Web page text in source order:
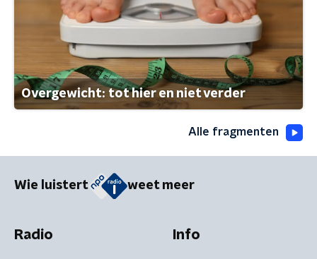
Overgewicht: tot hier en niet verder
Alle fragmenten
Wie luistert weet meer
Radio Info